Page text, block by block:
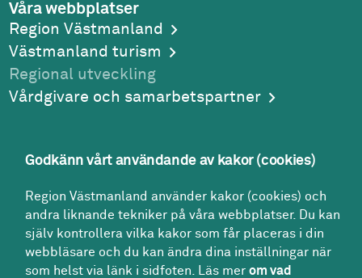
Våra webbplatser
Region Västmanland
Västmanland turism
Regional utveckling
Vårdgivare och samarbetspartner
Region Västmanland
Regionhuset
721 89 Västerås
Kontakt
Godkänn vårt användande av kakor (cookies)
Region Västmanland använder kakor (cookies) och
andra liknande tekniker på våra webbplatser. Du kan
själv kontrollera vilka kakor som får placeras i din
webbläsare och du kan ändra dina inställningar när
som helst via länk i sidfoten. Läs merom vad